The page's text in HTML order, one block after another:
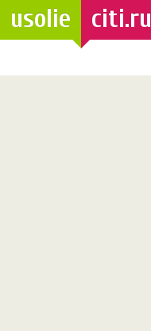
usolie citi.ru